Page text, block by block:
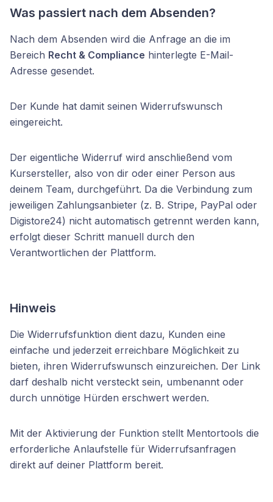
Was passiert nach dem Absenden?
Nach dem Absenden wird die Anfrage an die im
Bereich Recht & Compliance hinterlegte E-Mail-
Adresse gesendet.
Der Kunde hat damit seinen Widerrufswunsch
eingereicht.
Der eigentliche Widerruf wird anschließend vom
Kursersteller, also von dir oder einer Person aus
deinem Team, durchgeführt. Da die Verbindung zum
jeweiligen Zahlungsanbieter (z. B. Stripe, PayPal oder
Digistore24) nicht automatisch getrennt werden kann,
erfolgt dieser Schritt manuell durch den
Verantwortlichen der Plattform.
Hinweis
Die Widerrufsfunktion dient dazu, Kunden eine
einfache und jederzeit erreichbare Möglichkeit zu
bieten, ihren Widerrufswunsch einzureichen. Der Link
darf deshalb nicht versteckt sein, umbenannt oder
durch unnötige Hürden erschwert werden.
Mit der Aktivierung der Funktion stellt Mentortools die
erforderliche Anlaufstelle für Widerrufsanfragen
direkt auf deiner Plattform bereit.